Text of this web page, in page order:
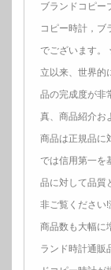
ブランドコピー
コピー時計，ブ
でございます。
立以来、世界的
品の完成度が非
真、商品紹介お
商品は正規品に
では信用第一を
品に対して品質
非ご覧ください
商品数も大幅に
ランド時計通販